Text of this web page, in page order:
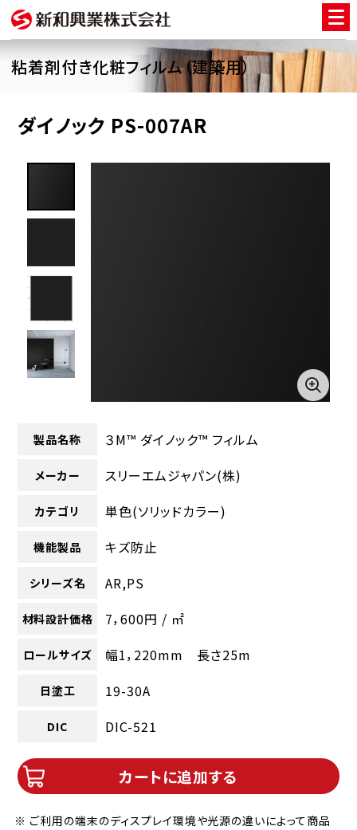
粘着剤付き化粧フィルム（建築用）
ダイノック PS-007AR
製品名称 ３M™ ダイノック™ フィルム
メーカー スリーエムジャパン(株)
カテゴリ 単色(ソリッドカラー)
機能製品 キズ防止
シリーズ名 AR,PS
材料設計価格 7，600円 / ㎡
ロールサイズ 幅1，220mm 長さ25m
日塗工 19-30A
DIC DIC-521
カートに追加する
※ ご利用の端末のディスプレイ環境や光源の違いによって商品